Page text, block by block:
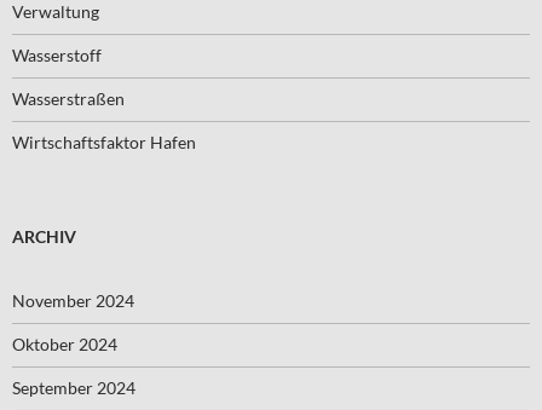
Verwaltung
Wasserstoff
Wasserstraßen
Wirtschaftsfaktor Hafen
ARCHIV
November 2024
Oktober 2024
September 2024